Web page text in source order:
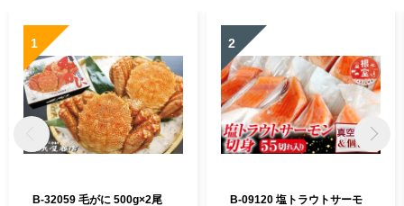
1
B-32059 毛がに 500g×2尾
2
B-09120 塩トラウトサーモ